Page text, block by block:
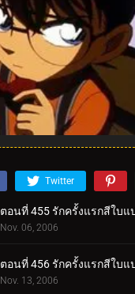
Twitter
ตอนที่ 455 รักครั้งแรกสีใบแ
Nov. 06, 2006
ตอนที่ 456 รักครั้งแรกสีใบแ
Nov. 13, 2006